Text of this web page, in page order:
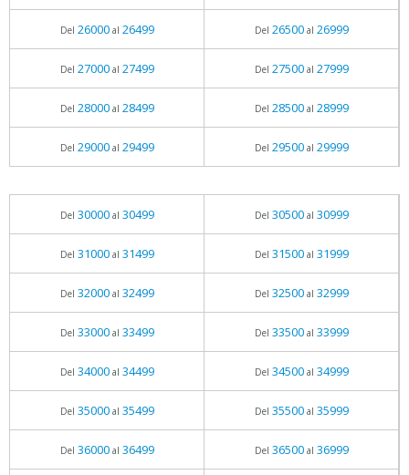
Del 26000al 26499 Del 26500al 26999
Del 27000al 27499 Del 27500al 27999
Del 28000al 28499 Del 28500al 28999
Del 29000al 29499 Del 29500al 29999
Del 30000al 30499 Del 30500al 30999
Del 31000al 31499 Del 31500al 31999
Del 32000al 32499 Del 32500al 32999
Del 33000al 33499 Del 33500al 33999
Del 34000al 34499 Del 34500al 34999
Del 35000al 35499 Del 35500al 35999
Del 36000al 36499 Del 36500al 36999